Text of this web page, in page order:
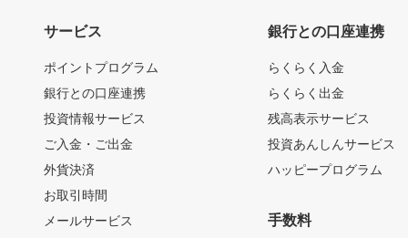
サービス
ポイントプログラム
銀行との口座連携
投資情報サービス
ご入金・ご出金
外貨決済
お取引時間
メールサービス
銀行との口座連携
らくらく入金
らくらく出金
残高表示サービス
投資あんしんサービス
ハッピープログラム
手数料